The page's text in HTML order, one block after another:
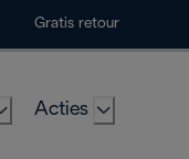
Gratis retour
Acties